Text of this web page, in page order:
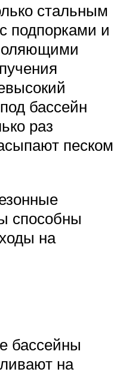
стальным
подпорками и
бассейн
раз
песком
способны
на
бассейны
на